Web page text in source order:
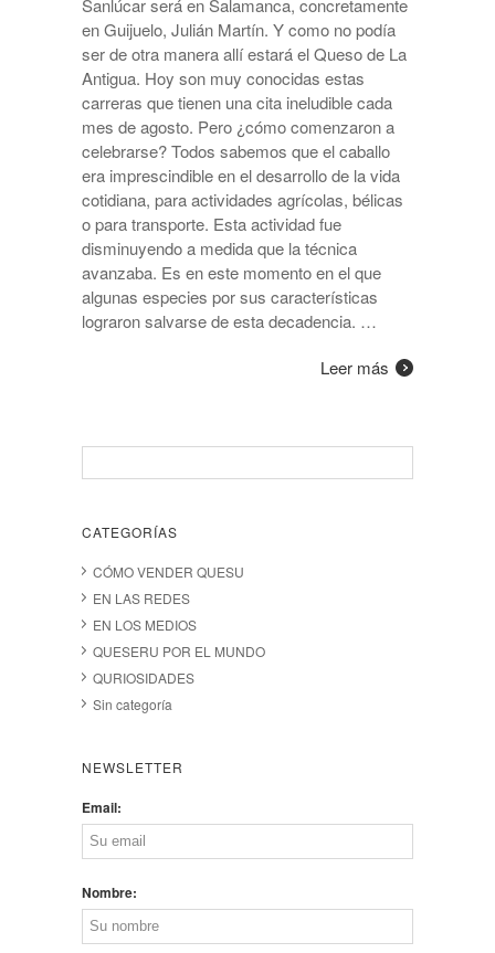
Sanlúcar será en Salamanca, concretamente
en Guijuelo, Julián Martín. Y como no podía
ser de otra manera allí estará el Queso de La
Antigua. Hoy son muy conocidas estas
carreras que tienen una cita ineludible cada
mes de agosto. Pero ¿cómo comenzaron a
celebrarse? Todos sabemos que el caballo
era imprescindible en el desarrollo de la vida
cotidiana, para actividades agrícolas, bélicas
o para transporte. Esta actividad fue
disminuyendo a medida que la técnica
avanzaba. Es en este momento en el que
algunas especies por sus características
lograron salvarse de esta decadencia. …
Leer más
CATEGORÍAS
CÓMO VENDER QUESU
EN LAS REDES
EN LOS MEDIOS
QUESERU POR EL MUNDO
QURIOSIDADES
Sin categoría
NEWSLETTER
Email:
Nombre: